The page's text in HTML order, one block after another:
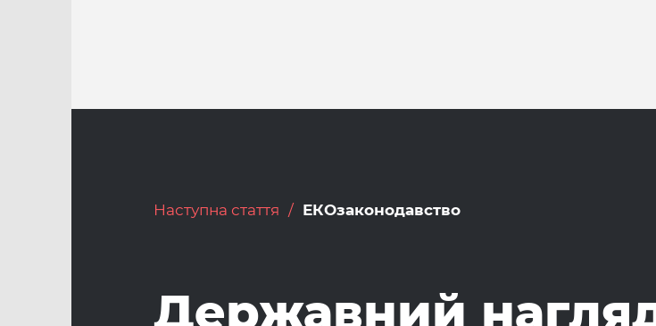
Наступна стаття ЕКОзаконодавство
Державний